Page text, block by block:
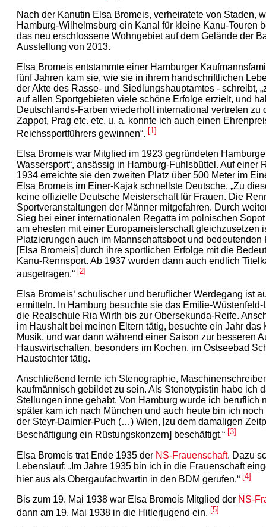
Nach der Kanutin Elsa Bromeis, verheiratete von Staden,
Hamburg-Wilhelmsburg ein Kanal für kleine Kanu-Touren
das neu erschlossene Wohngebiet auf dem Gelände der
Ausstellung von 2013.
Elsa Bromeis entstammte einer Hamburger
fünf Jahren kam sie, wie sie in ihrem handschriftlichen
der Akte des Rasse- und Siedlungshauptamtes - schreibt,
auf allen Sportgebieten viele schöne Erfolge erzielt, und
Deutschlands-Farben wiederholt international vertreten zu
Zappot, Prag etc. etc. u. a. konnte ich auch einen
Reichssportführers gewinnen“. [1]
Elsa Bromeis war Mitglied im 1923 gegründeten
Wassersport“, ansässig in Hamburg-Fuhlsbüttel. Auf einer
1934 erreichte sie den zweiten Platz über 500 Meter im
Elsa Bromeis im Einer-Kajak schnellste Deutsche. „Zu
keine offizielle Deutsche Meisterschaft für Frauen. Die
Sportveranstaltungen der Männer mitgefahren. Durch
Sieg bei einer internationalen Regatta im polnischen
am ehesten mit einer Europameisterschaft gleichzusetzen
Platzierungen auch im Mannschaftsboot und bedeutenden
[Elsa Bromeis] durch ihre sportlichen Erfolge mit die
Kanu-Rennsport. Ab 1937 wurden dann auch endlich
ausgetragen.“ [2]
Elsa Bromeis‘ schulischer und beruflicher Werdegang ist
ermitteln. In Hamburg besuchte sie das Emilie-Wüstenfeld-
die Realschule Ria Wirth bis zur Obersekunda-Reife.
im Haushalt bei meinen Eltern tätig, besuchte ein Jahr das
Musik, und war dann während einer Saison zur besseren
Hauswirtschaften, besonders im Kochen, im Ostseebad
Haustochter tätig.
Anschließend lernte ich Stenographie,
kaufmännisch gebildet zu sein. Als Stenotypistin habe ich
Stellungen inne gehabt. Von Hamburg wurde ich beruflich
später kam ich nach München und auch heute bin ich
der Steyr-Daimler-Puch (…) Wien, [zu dem damaligen
Beschäftigung ein Rüstungskonzern] beschäftigt.“ [3]
Elsa Bromeis trat Ende 1935 der NS-Frauenschaft. Dazu
Lebenslauf: „Im Jahre 1935 bin ich in die Frauenschaft
hier aus als Obergaufachwartin in den BDM gerufen.“ [4]
Bis zum 19. Mai 1938 war Elsa Bromeis Mitglied der NS-
dann am 19. Mai 1938 in die Hitlerjugend ein. [5]